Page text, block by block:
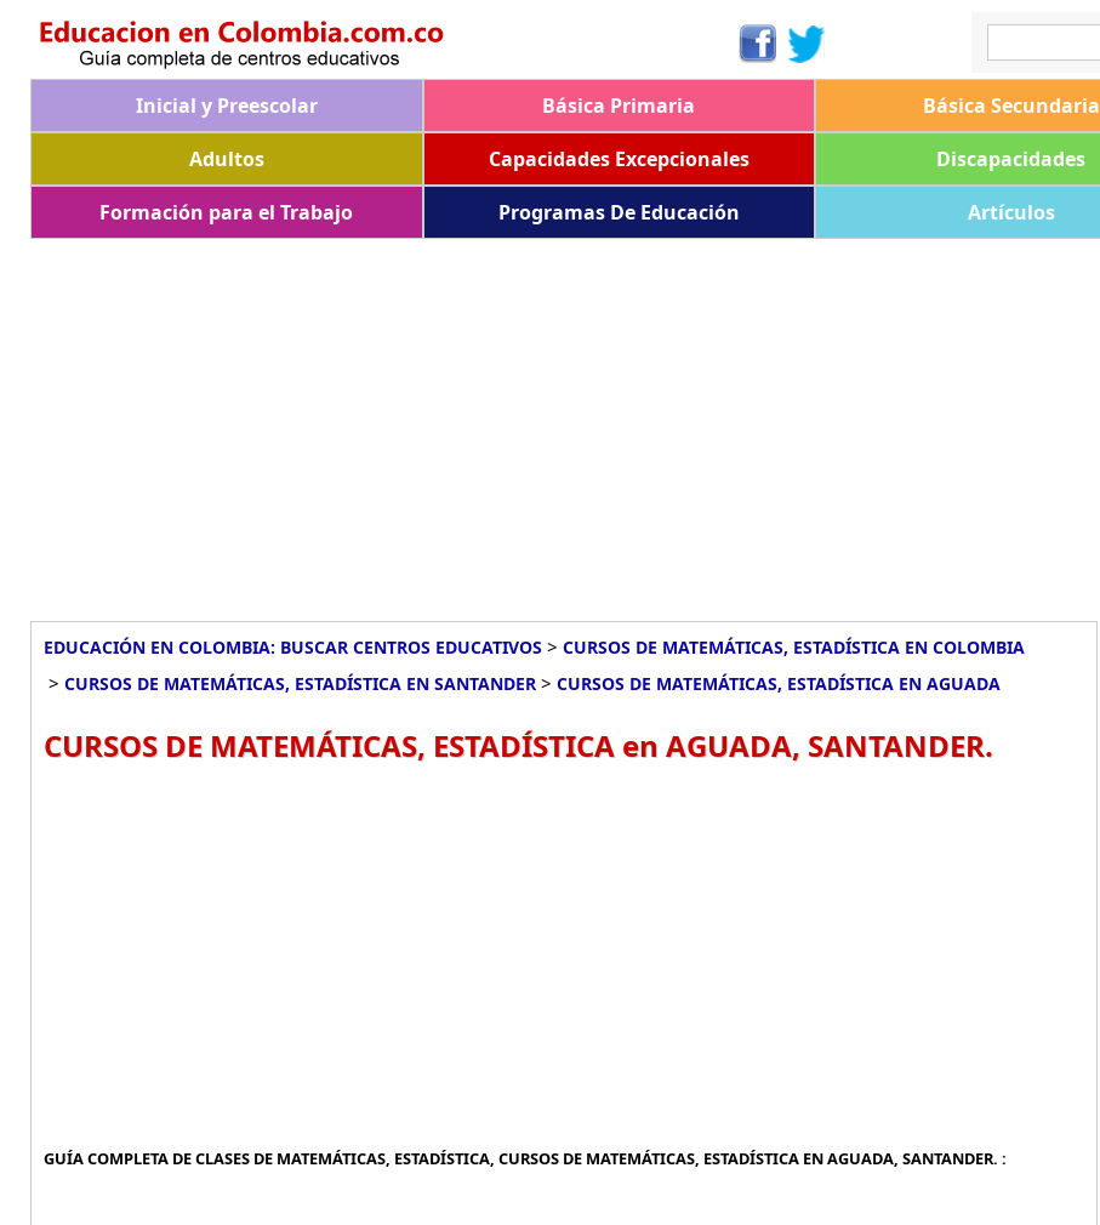
Inicial y Preescolar Básica Primaria Básica Secundaria
Adultos
Capacidades Excepcionales Discapacidades
Formación para el Trabajo
Programas De Educación Artículos
EDUCACIÓN EN COLOMBIA: BUSCAR CENTROS EDUCATIVOS > CURSOS DE MATEMÁTICAS, ESTADÍSTICA EN COLOMBIA
> CURSOS DE MATEMÁTICAS, ESTADÍSTICA EN SANTANDER > CURSOS DE MATEMÁTICAS, ESTADÍSTICA EN AGUADA
CURSOS DE MATEMÁTICAS, ESTADÍSTICA en AGUADA, SANTANDER.
GUÍA COMPLETA DE CLASES DE MATEMÁTICAS, ESTADÍSTICA, CURSOS DE MATEMÁTICAS, ESTADÍSTICA EN AGUADA, SANTANDER. :